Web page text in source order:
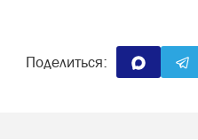
Поделиться: